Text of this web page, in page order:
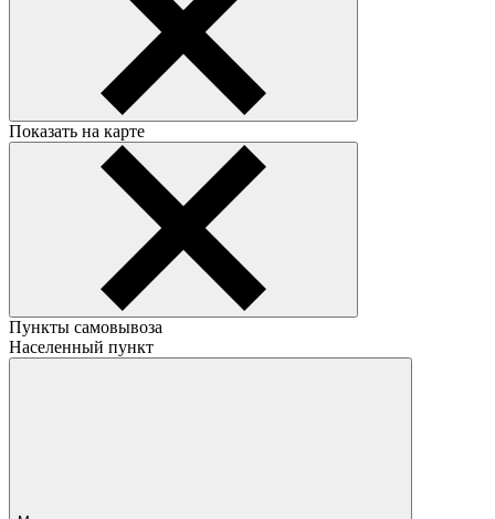
Показать на карте
Пункты самовывоза
Населенный пункт